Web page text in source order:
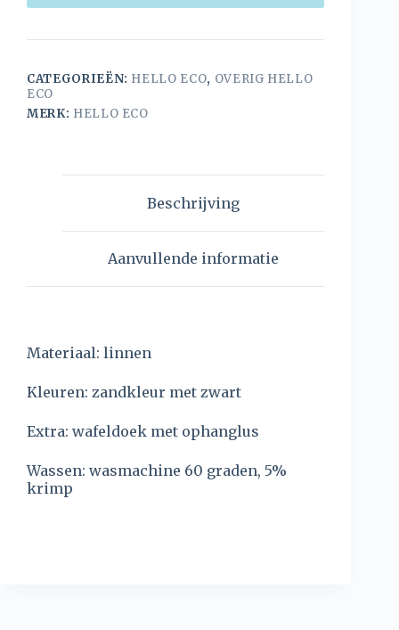
CATEGORIEËN: HELLO ECO, OVERIG HELLO
ECO
MERK: HELLO ECO
Beschrijving
Aanvullende informatie
Materiaal: linnen
Kleuren: zandkleur met zwart
Extra: wafeldoek met ophanglus
Wassen: wasmachine 60 graden, 5%
krimp